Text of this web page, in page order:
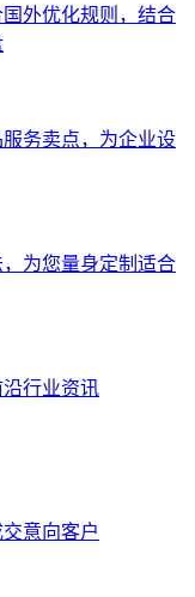
外优化规则，结合
务卖点，为企业设
为您量身定制适合
行业资讯
意向客户